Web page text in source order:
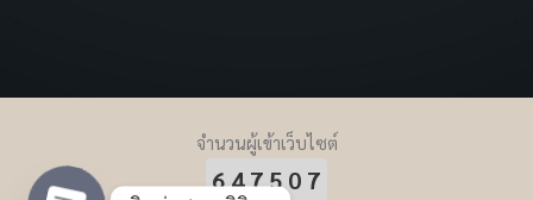
จำนวนผู้เข้าเว็บไซต์
647507